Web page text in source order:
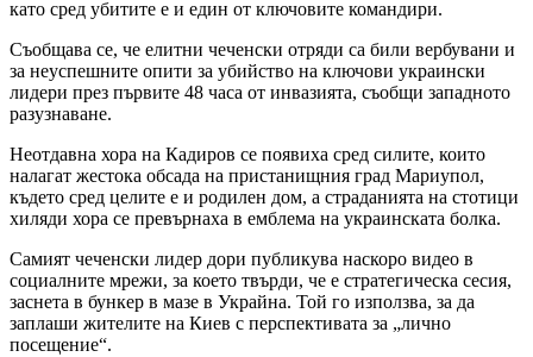
като сред убитите е и един от ключовите командири.
Съобщава се, че елитни чеченски отряди са били вербувани и
за неуспешните опити за убийство на ключови украински
лидери през първите 48 часа от инвазията, съобщи западното
разузнаване.
Неотдавна хора на Кадиров се появиха сред силите, които
налагат жестока обсада на пристанищния град Мариупол,
където сред целите е и родилен дом, а страданията на стотици
хиляди хора се превърнаха в емблема на украинската болка.
Самият чеченски лидер дори публикува наскоро видео в
социалните мрежи, за което твърди, че е стратегическа сесия,
заснета в бункер в мазе в Украйна. Той го използва, за да
заплаши жителите на Киев с перспективата за „лично
посещение“.